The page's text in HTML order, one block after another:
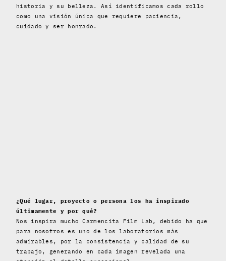
historia y su belleza. Así identificamos cada rollo
como una visión única que requiere paciencia,
cuidado y ser honrado.
¿Qué lugar, proyecto o persona los ha inspirado
últimamente y por qué?
Nos inspira mucho Carmencita Film Lab, debido ha que
para nosotros es uno de los laboratorios más
admirables, por la consistencia y calidad de su
trabajo, generando en cada imagen revelada una